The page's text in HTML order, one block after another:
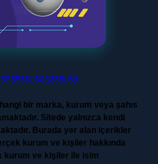
bir marka, kurum veya şahıs
Sitede yalnızca kendi
Burada yer alan içerikler
kurum ve kişiler hakkında
kurum ve kişiler ile isim